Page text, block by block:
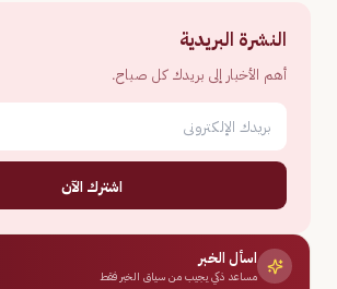
النشرة البريدية
أهم الأخبار إلى بريدك كل صباح.
اشترك الآن
اسأل الخبر
مساعد ذكي يجيب من سياق الخبر فقط